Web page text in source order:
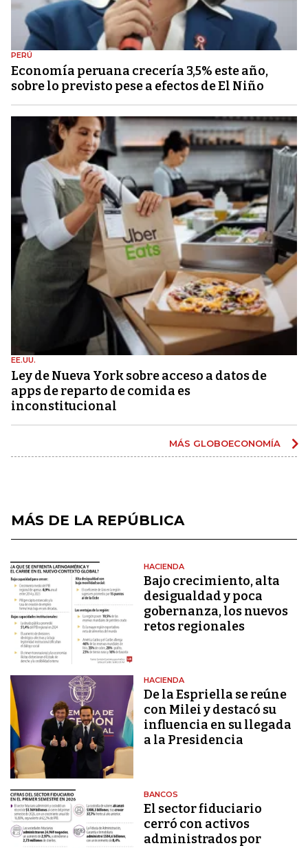
PERÚ
Economía peruana crecería 3,5% este año,
sobre lo previsto pese a efectos de El Niño
EE.UU.
Ley de Nueva York sobre acceso a datos de
apps de reparto de comida es
inconstitucional
MÁS GLOBOECONOMÍA
MÁS DE LA REPÚBLICA
HACIENDA
Bajo crecimiento, alta
desigualdad y poca
gobernanza, los nuevos
retos regionales
HACIENDA
De la Espriella se reúne
con Milei y destacó su
influencia en su llegada
a la Presidencia
BANCOS
El sector fiduciario
cerró con activos
administrados por